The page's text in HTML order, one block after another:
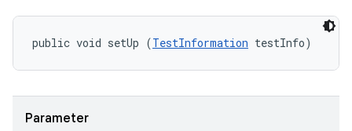
public void setUp (TestInformation testInfo)
Parameter